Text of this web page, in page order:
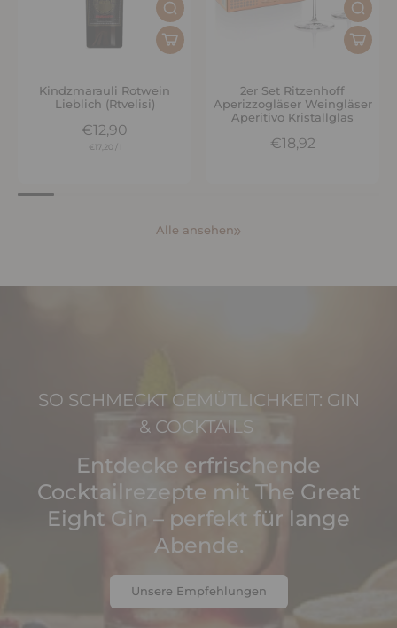
Kindzmarauli Rotwein
Lieblich (Rtvelisi)
€12,90
€17,20 / l
2er Set Ritzenhoff
Aperizzogläser Weingläser
Aperitivo Kristallglas
€18,92
Alle ansehen
SO SCHMECKT GEMÜTLICHKEIT: GIN
& COCKTAILS
Entdecke erfrischende
Cocktailrezepte mit The Great
Eight Gin – perfekt für lange
Abende.
Unsere Empfehlungen